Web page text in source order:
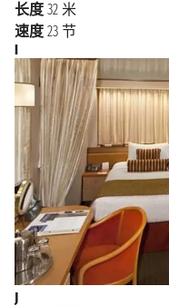
2027年2月27日
2027年2月28日
上午7:00 - 下午
2027年3月1日星
2027年3月2日
2027年3月3日
上午8:00 - 下午
2027年3月4日
2027年3月5日
斯”）。在邮轮启程
一日游还是 多停留几
多彩的旅行体验。
布宜诺斯艾利斯旅行
特别是在冬季，有
南美洲的珍珠地区
尽头"的乌斯怀亚，巴
区通常因其壮丽的景
特色的旅游景点而被
斯，不容错 过的景点
民者于16世纪初创建
区，被称为玫瑰宫的阿
长度 32 米
速度 23 节
I
J